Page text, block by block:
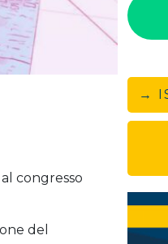
congresso
del
→